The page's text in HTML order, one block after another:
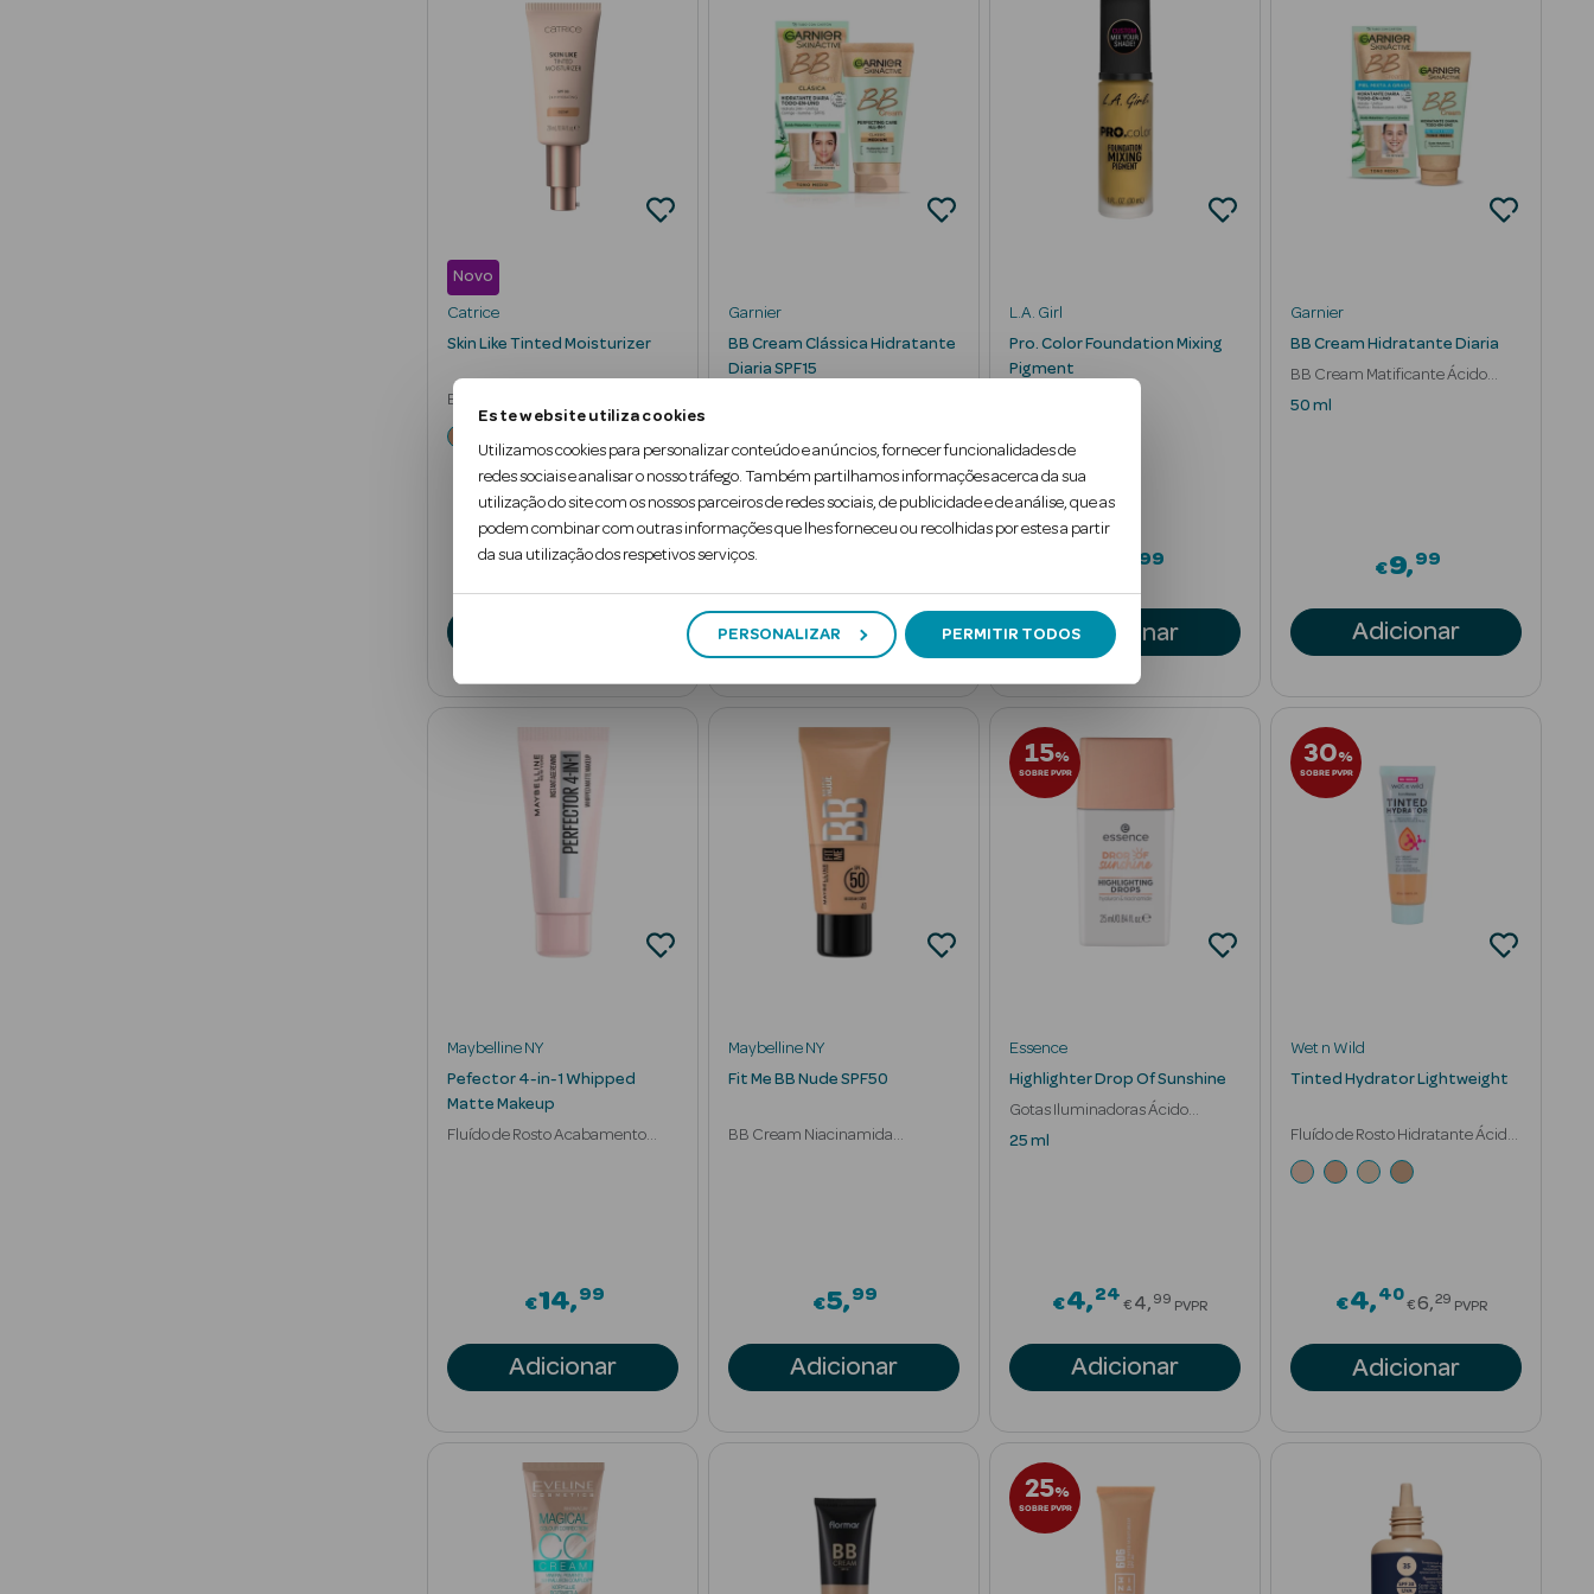
Este website utiliza cookies
Utilizamos cookies para personalizar conteúdo e anúncios, fornecer funcionalidades de
redes sociais e analisar o nosso tráfego. Também partilhamos informações acerca da sua
utilização do site com os nossos parceiros de redes sociais, de publicidade e de análise, que as
podem combinar com outras informações que lhes forneceu ou recolhidas por estes a partir
da sua utilização dos respetivos serviços.
PERSONALIZAR PERMITIR TODOS
Novo
Catrice
Skin Like Tinted Moisturizer
BB Cream Hidratação
Acabamento Natural
4 99
Garnier
BB Cream Clássica Hidratante
Diaria SPF15
Adicionar
L.A. Girl
Pro. Color Foundation Mixing
Pigment
99
Adicionar
Garnier
BB Cream Hidratante Diaria
BB Cream Matificante Ácido
Hialurónico SPF25
50 ml
€9 99
Adicionar
Maybelline NY
Pefector 4-in-1 Whipped
Matte Makeup
Fluído de Rosto Acabamento
€14 99
Adicionar
Maybelline NY
Fit Me BB Nude SPF50
BB Cream Niacinamida
€5 99
Adicionar
15%
SOBRE PVPR
Essence
Highlighter Drop Of Sunshine
Gotas Iluminadoras Ácido
Hialurónico
25 ml
€4 24Price reduced from
€ 4 99 PVPR
Adicionar
30%
SOBRE PVPR
Wet n Wild
Tinted Hydrator Lightweight
Fluído de Rosto Hidratante Ácido
Hialurónico
€4 40Price reduced
€6 29 PVPR
Adicionar
25%
SOBRE PVPR